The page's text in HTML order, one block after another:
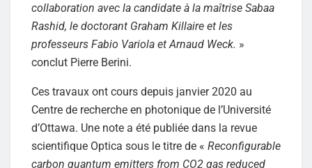
collaboration avec la candidate à la maîtrise Sabaa
Rashid, le doctorant Graham Killaire et les
professeurs Fabio Variola et Arnaud Weck. »
conclut Pierre Berini.
Ces travaux ont cours depuis janvier 2020 au
Centre de recherche en photonique de l’Université
d’Ottawa. Une note a été publiée dans la revue
scientifique Optica sous le titre de « Reconfigurable
carbon quantum emitters from CO2 gas reduced